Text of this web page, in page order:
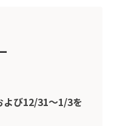
よび12/31～1/3を